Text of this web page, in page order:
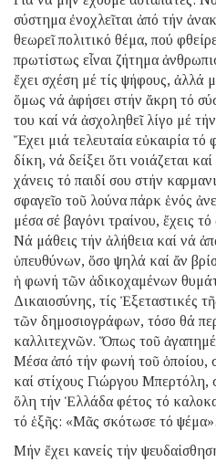
σύστημα ἐνοχλεῖται ἀπό τήν
θεωρεῖ πολιτικό θέμα, πού
πρωτίστως εἶναι ζήτημα
ἔχει σχέση μέ τίς ψήφους, ἀλλά
ὅμως νά ἀφήσει στήν ἄκρη τό
του καί νά ἀσχοληθεῖ λίγο μέ
Ἔχει μιά τελευταία εὐκαιρία
δίκη, νά δείξει ὅτι νοιάζεται
χάνεις τό παιδί σου στήν
σφαγεῖο τοῦ λούνα πάρκ ἑνός
μέσα σέ βαγόνι τραίνου, ἔχεις
Νά μάθεις τήν ἀλήθεια καί νά
ὑπευθύνων, ὅσο ψηλά καί ἄν
ἡ φωνή τῶν ἀδικοχαμένων
Δικαιοσύνης, τίς Ἐξεταστικές
τῶν δημοσιογράφων, τόσο θά
καλλιτεχνῶν. Ὅπως τοῦ
Μέσα ἀπό τήν φωνή τοῦ
καί στίχους Γιώργου Μπερτόλη,
ὅλη τήν Ἑλλάδα φέτος τό
τό ἑξῆς: «Μᾶς σκότωσε τό
Μήν ἔχει κανείς τήν